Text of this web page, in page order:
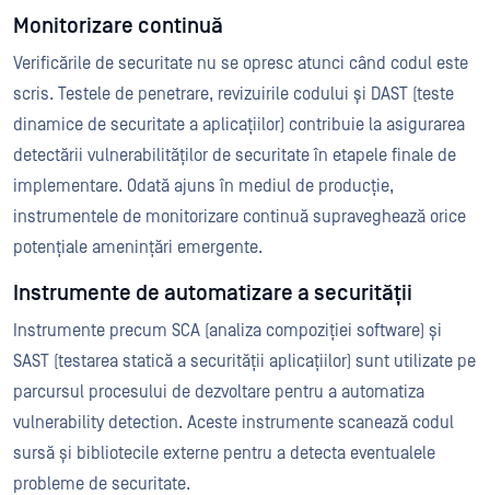
Monitorizare continuă
Verificările de securitate nu se opresc atunci când codul este
scris. Testele de penetrare, revizuirile codului și DAST (teste
dinamice de securitate a aplicațiilor) contribuie la asigurarea
detectării vulnerabilităților de securitate în etapele finale de
implementare. Odată ajuns în mediul de producție,
instrumentele de monitorizare continuă supraveghează orice
potențiale amenințări emergente.
Instrumente de automatizare a securității
Instrumente precum SCA (analiza compoziției software) și
SAST (testarea statică a securității aplicațiilor) sunt utilizate pe
parcursul procesului de dezvoltare pentru a automatiza
vulnerability detection. Aceste instrumente scanează codul
sursă și bibliotecile externe pentru a detecta eventualele
probleme de securitate.